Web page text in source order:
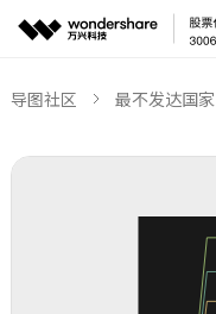
导图社区 最不发达国家